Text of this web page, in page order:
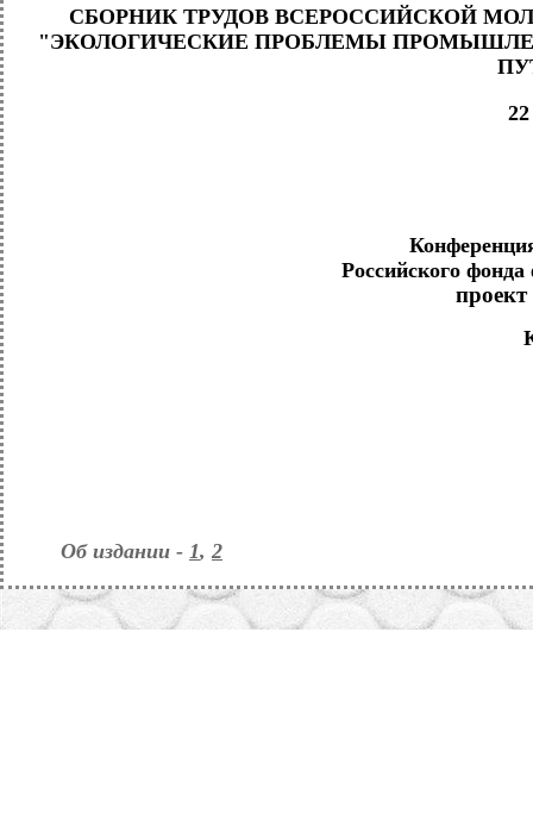
СБОРНИК ТРУДОВ ВСЕРОССИЙСКОЙ
"ЭКОЛОГИЧЕСКИЕ ПРОБЛЕМЫ
22
Российского
Об издании - 1, 2